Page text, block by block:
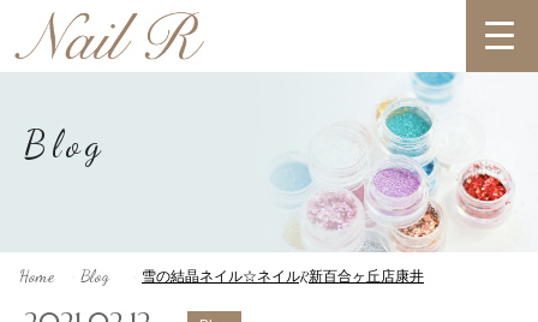
Blog
Home > Blog > 雪の結晶ネイル☆ネイルR新百合ヶ丘店康井